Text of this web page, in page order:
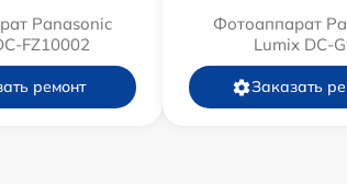
Panasonic
FZ10002
ремонт
Фотоаппарат
Lumix DC-
Заказать